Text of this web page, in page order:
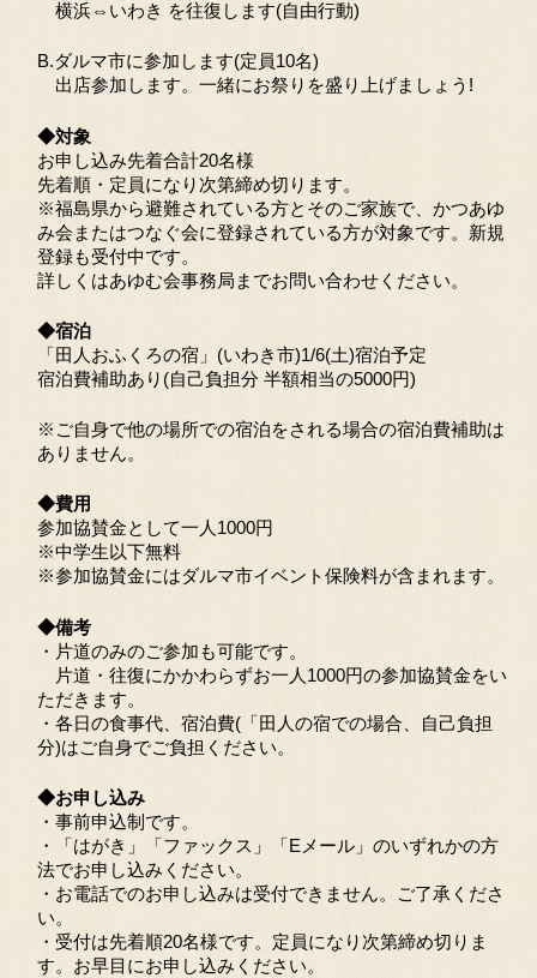
横浜⇔いわき を往復します(自由行動)
B.ダルマ市に参加します(定員10名)
出店参加します。一緒にお祭りを盛り上げましょう!
◆対象
お申し込み先着合計20名様
先着順・定員になり次第締め切ります。
※福島県から避難されている方とそのご家族で、かつあゆ
み会またはつなぐ会に登録されている方が対象です。新規
登録も受付中です。
詳しくはあゆむ会事務局までお問い合わせください。
◆宿泊
「田人おふくろの宿」(いわき市)1/6(土)宿泊予定
宿泊費補助あり(自己負担分 半額相当の5000円)
※ご自身で他の場所での宿泊をされる場合の宿泊費補助は
ありません。
◆費用
参加協賛金として一人1000円
※中学生以下無料
※参加協賛金にはダルマ市イベント保険料が含まれます。
◆備考
・片道のみのご参加も可能です。
片道・往復にかかわらずお一人1000円の参加協賛金をい
ただきます。
・各日の食事代、宿泊費(「田人の宿での場合、自己負担
分)はご自身でご負担ください。
◆お申し込み
・事前申込制です。
・「はがき」「ファックス」「Eメール」のいずれかの方
法でお申し込みください。
・お電話でのお申し込みは受付できません。ご了承くださ
い。
・受付は先着順20名様です。定員になり次第締め切りま
す。お早目にお申し込みください。